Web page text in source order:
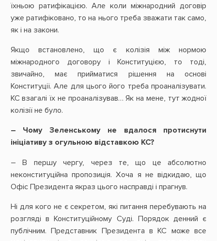
їхньою ратифікацією. Але коли міжнародний договір
уже ратифіковано, то на нього треба зважати так само,
як і на закони.
Якщо встановлено, що є колізія між нормою
міжнародного договору і Конституцією, то тоді,
звичайно, має прийматися рішення на основі
Конституції. Але для цього його треба проаналізувати.
КС взагалі їх не проаналізував… Як на мене, тут жодної
колізії не було.
– Чому Зеленському не вдалося протиснути
ініціативу з огульною відставкою КС?
– В першу чергу, через те, що це абсолютно
неконституційна пропозиція. Хоча я не відкидаю, що
Офіс Президента якраз цього насправді і прагнув.
Ні для кого не є секретом, які питання перебувають на
розгляді в Конституційному Суді. Порядок денний є
публічним. Представник Президента в КС може все